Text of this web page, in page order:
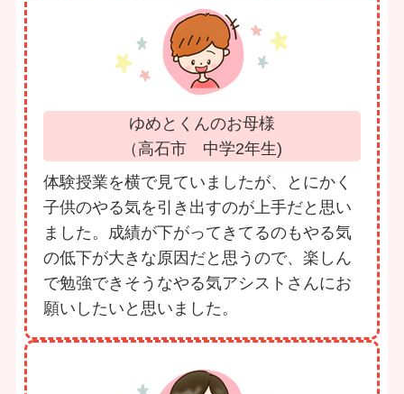
ゆめとくんのお母様
（高石市 中学2年生)
体験授業を横で見ていましたが、とにかく
子供のやる気を引き出すのが上手だと思い
ました。成績が下がってきてるのもやる気
の低下が大きな原因だと思うので、楽しん
で勉強できそうなやる気アシストさんにお
願いしたいと思いました。